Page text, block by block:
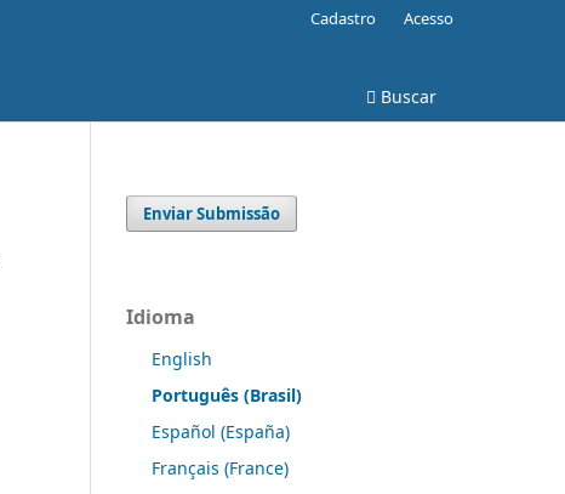
Buscar
Cadastro Acesso
Enviar Submissão
Idioma
English
Português (Brasil)
Español (España)
Français (France)